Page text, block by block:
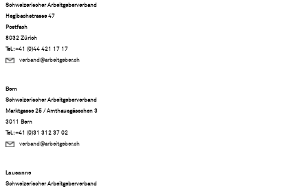
Schweizerischer Arbeitgeberverband
Hegibachstrasse 47
Postfach
8032 Zürich
Tel.: +41 (0)44 421 17 17
verband@arbeitgeber.ch
Bern
Schweizerischer Arbeitgeberverband
Marktgasse 25 / Amthausgässchen 3
3011 Bern
Tel.: +41 (0)31 312 37 02
verband@arbeitgeber.ch
Lausanne
Schweizerischer Arbeitgeberverband